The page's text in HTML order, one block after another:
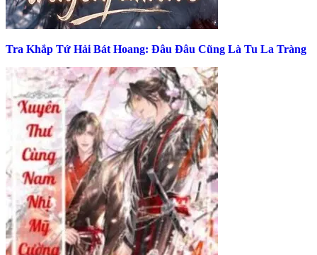
Tra Khắp Tứ Hải Bát Hoang: Đâu Đâu Cũng Là Tu La Tràng